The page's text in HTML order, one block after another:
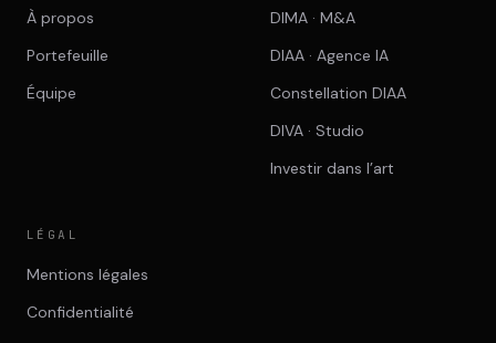
À propos
Portefeuille
Équipe
DIMA · M&A
DIAA · Agence IA
Constellation DIAA
DIVA · Studio
Investir dans l’art
LÉGAL
Mentions légales
Confidentialité